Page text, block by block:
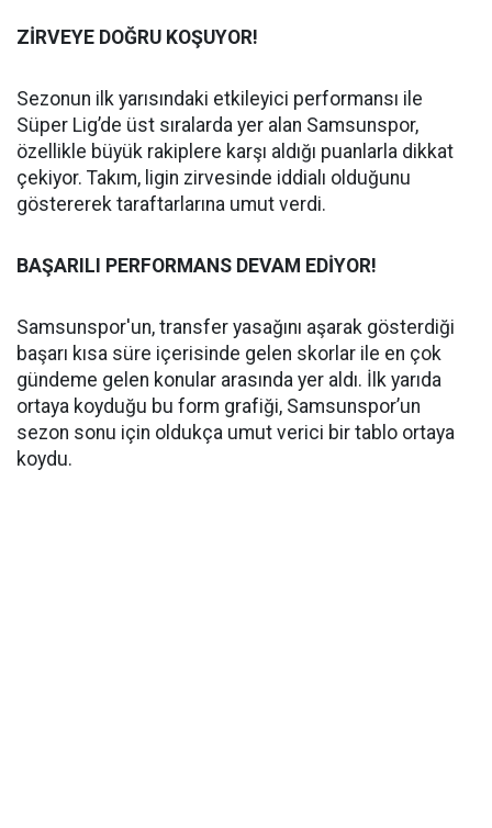
ZİRVEYE DOĞRU KOŞUYOR!
Sezonun ilk yarısındaki etkileyici performansı ile
Süper Lig’de üst sıralarda yer alan Samsunspor,
özellikle büyük rakiplere karşı aldığı puanlarla dikkat
çekiyor. Takım, ligin zirvesinde iddialı olduğunu
göstererek taraftarlarına umut verdi.
BAŞARILI PERFORMANS DEVAM EDİYOR!
Samsunspor'un, transfer yasağını aşarak gösterdiği
başarı kısa süre içerisinde gelen skorlar ile en çok
gündeme gelen konular arasında yer aldı. İlk yarıda
ortaya koyduğu bu form grafiği, Samsunspor’un
sezon sonu için oldukça umut verici bir tablo ortaya
koydu.